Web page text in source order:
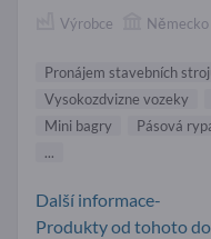
Výrobce Německo
Pronájem stavebních
Vysokozdvizne vozeky
Mini bagry
Pásová
...
Další informace-
Produkty od tohoto